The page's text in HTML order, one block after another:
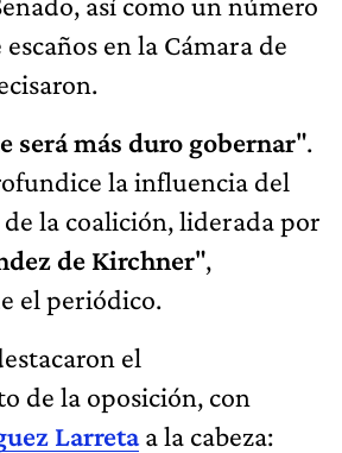
en la Cámara de
será más duro gobernar".
la influencia del
la coalición, liderada por
de Kirchner",
el periódico.
el
de la oposición, con
Larretaa la cabeza: